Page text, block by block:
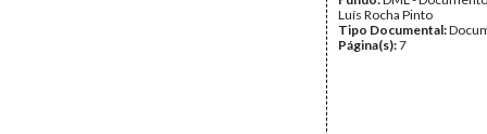
Luís Rocha Pinto
Tipo Documental:
Página(s):7